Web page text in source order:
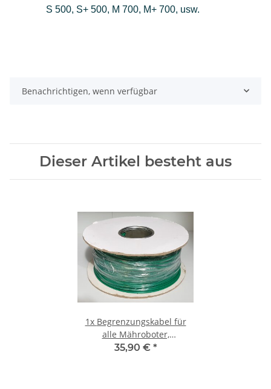
S 500, S+ 500, M 700, M+ 700, usw.
Benachrichtigen, wenn verfügbar
Dieser Artikel besteht aus
1x Begrenzungskabel für
alle Mähroboter,
Premiumqualität, 200 Meter
35,90 € *